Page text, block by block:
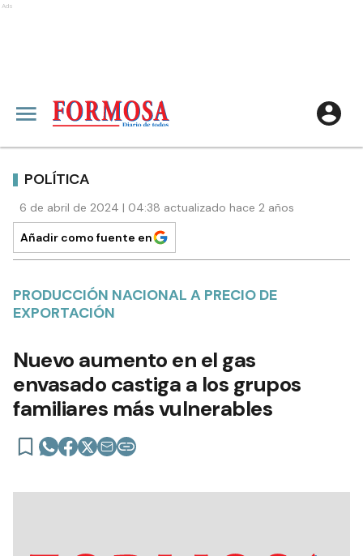
Ads
POLÍTICA
6 de abril de 2024 | 04:38 actualizado hace 2 años
Añadir como fuente en
PRODUCCIÓN NACIONAL A PRECIO DE
EXPORTACIÓN
Nuevo aumento en el gas
envasado castiga a los grupos
familiares más vulnerables